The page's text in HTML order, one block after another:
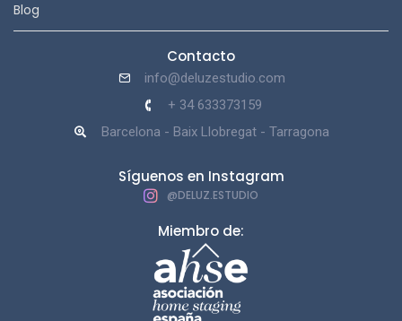
Blog
Contacto
info@deluzestudio.com
+ 34 633373159
Barcelona - Baix Llobregat - Tarragona
Síguenos en Instagram
@DELUZ.ESTUDIO
Miembro de: